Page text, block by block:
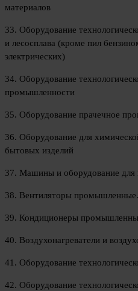
материалов
33. Оборудование
и лесосплава (кроме пил
электрических)
34. Оборудование
промышленности
35. Оборудование прачечное
36. Оборудование для
бытовых изделий
37. Машины и оборудование для
38. Вентиляторы промышленные.
39. Кондиционеры
40. Воздухонагреватели и
41. Оборудование
42. Оборудование